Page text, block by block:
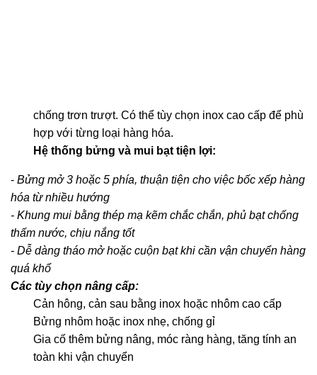
chống trơn trượt. Có thể tùy chọn inox cao cấp để phù
hợp với từng loại hàng hóa.
Hệ thống bửng và mui bạt tiện lợi:
- Bửng mở 3 hoặc 5 phía, thuận tiện cho việc bốc xếp hàng
hóa từ nhiều hướng
- Khung mui bằng thép mạ kẽm chắc chắn, phủ bạt chống
thấm nước, chịu nắng tốt
- Dễ dàng tháo mở hoặc cuộn bạt khi cần vận chuyển hàng
quá khổ
Các tùy chọn nâng cấp:
Cản hông, cản sau bằng inox hoặc nhôm cao cấp
Bửng nhôm hoặc inox nhẹ, chống gỉ
Gia cố thêm bửng nâng, móc ràng hàng, tăng tính an
toàn khi vận chuyển